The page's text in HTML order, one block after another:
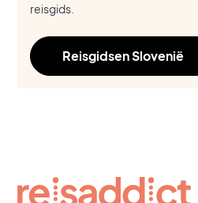
reisgids.
Reisgidsen Slovenië